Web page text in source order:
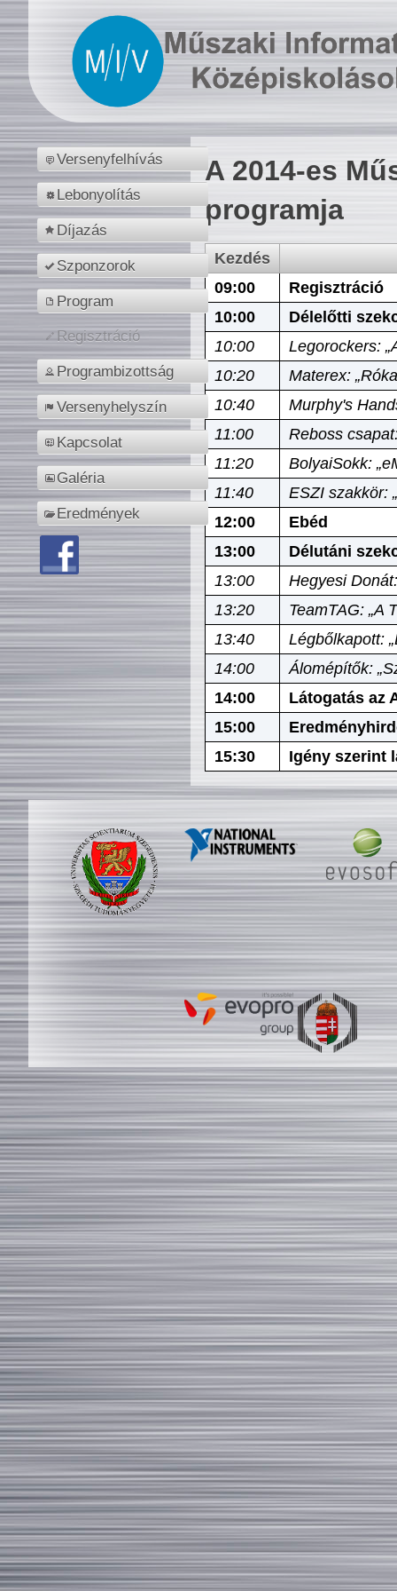
Versenyfelhívás
Lebonyolítás
Díjazás
Szponzorok
Program
Regisztráció
Programbizottság
Versenyhelyszín
Kapcsolat
Galéria
Eredmények
A 2014-es
programja
Kezdés
09:00
Regisztráció
10:00
Délelőtti
10:00
Legorockers:
10:20
Materex:
10:40
Murphy's
11:00
Reboss
11:20
BolyaiSokk:
11:40
ESZI szakkör:
12:00
Ebéd
13:00
Délutáni
13:00
Hegyesi
13:20
TeamTAG: „A
13:40
Légbőlkapott:
14:00
Álomépítők:
14:00
Látogatás az
15:00
15:30
Igény szerint